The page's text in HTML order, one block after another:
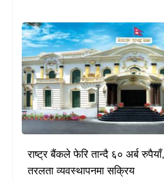
राष्ट्र बैंकले फेरि तान्दै ६० अर्ब
तरलता व्यवस्थापनमा सक्रिय